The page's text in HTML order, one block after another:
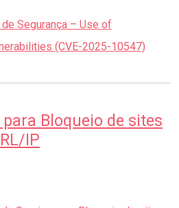
Segurança – Use of
(CVE-2025-10547)
para Bloqueio de sites
IP